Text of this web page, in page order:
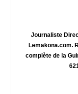
Journaliste
Lemakona.com.
complète de la